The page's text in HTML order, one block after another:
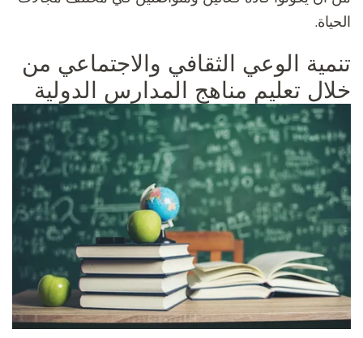
الحياة.
تنمية الوعي الثقافي والاجتماعي من
خلال تعليم مناهج المدارس الدولية